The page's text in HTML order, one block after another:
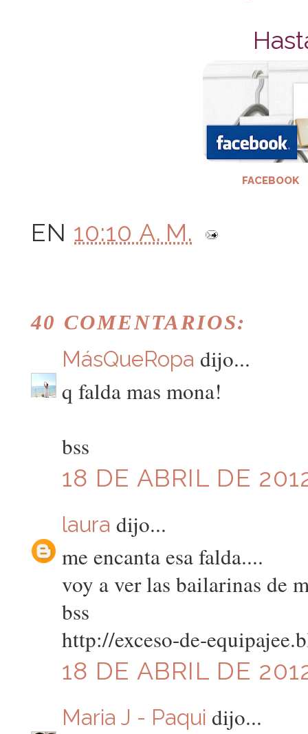
FACEBOOK
EN 10:10 A. M.
40 COMENTARIOS:
MásQueRopa dijo...
q falda mas mona!
bss
18 DE ABRIL DE
laura dijo...
me encanta esa falda....
voy a ver las bailarinas de
bss
http://exceso-de-
18 DE ABRIL DE
Maria J - Paqui dijo...